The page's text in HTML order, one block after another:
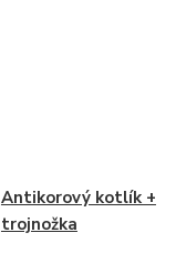
Antikorový kotlík +
trojnožka